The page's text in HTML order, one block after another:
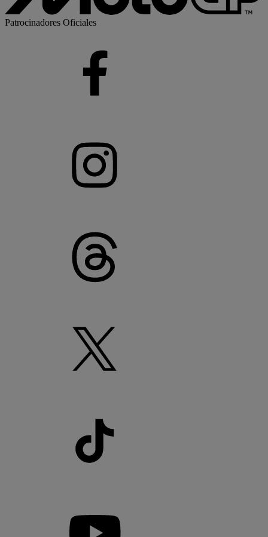
Patrocinadores Oficiales